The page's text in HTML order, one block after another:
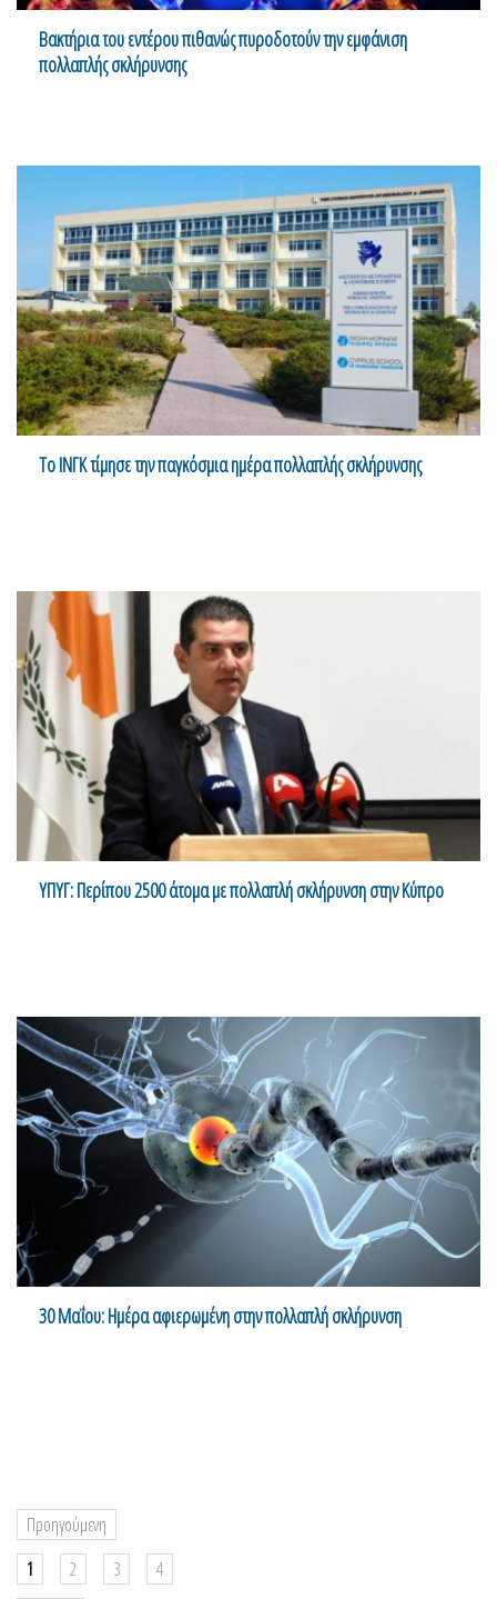
Βακτήρια του εντέρου πιθανώς πυροδοτούν την εμφάνιση
πολλαπλής σκλήρυνσης
Το ΙΝΓΚ τίμησε την παγκόσμια ημέρα πολλαπλής σκλήρυνσης
ΥΠΥΓ: Περίπου 2500 άτομα με πολλαπλή σκλήρυνση στην Κύπρο
30 Μαΐου: Ημέρα αφιερωμένη στην πολλαπλή σκλήρυνση
Προηγούμενη
1
2 3
4